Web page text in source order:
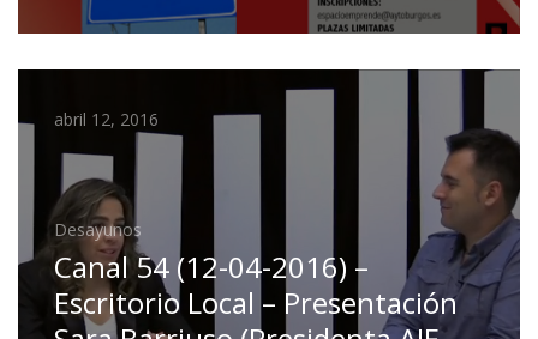
abril 12, 2016
Desayunos
Canal 54 (12-04-2016) –
Escritorio Local – Presentación